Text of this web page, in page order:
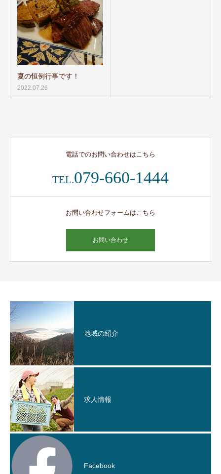
夏の恒例行事です！
2022.07.26
電話でのお問い合わせはこちら
TEL.079-660-1444
お問い合わせフォームはこちら
お問い合わせ
地域の紹介
求人情報
Facebook